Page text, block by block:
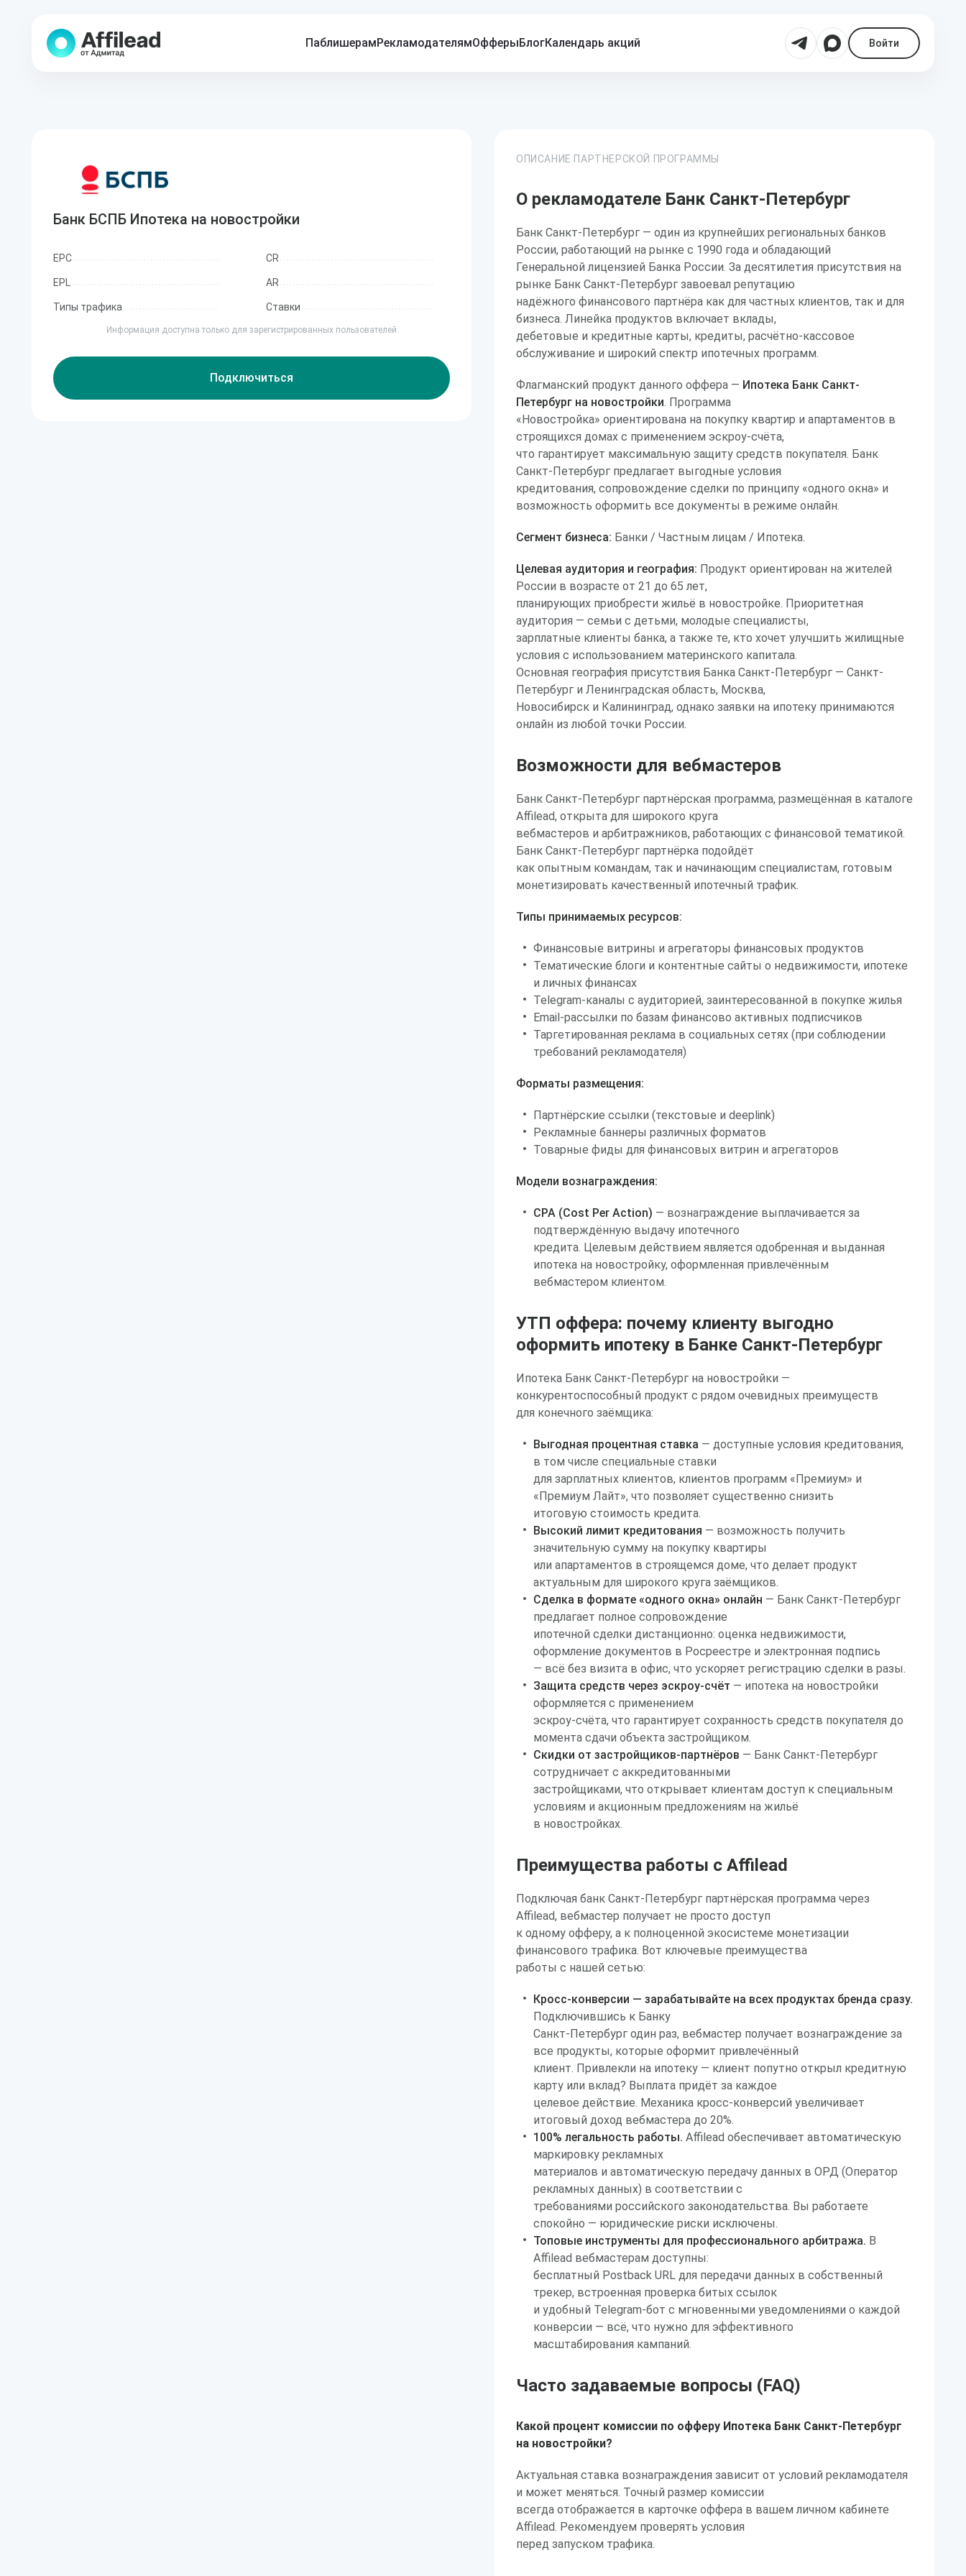
ПаблишерамРекламодателямОфферыБлогКалендарь акций Войти
Банк БСПБ Ипотека на новостройки
EPC CR
EPL AR
Типы трафика Ставки
Информация доступна только для зарегистрированных пользователей
Подключиться
ОПИСАНИЕ ПАРТНЕРСКОЙ ПРОГРАММЫ
О рекламодателе Банк Санкт-Петербург
Банк Санкт-Петербург — один из крупнейших региональных банков
России, работающий на рынке с 1990 года и обладающий
Генеральной лицензией Банка России. За десятилетия присутствия на
рынке Банк Санкт-Петербург завоевал репутацию
надёжного финансового партнёра как для частных клиентов, так и для
бизнеса. Линейка продуктов включает вклады,
дебетовые и кредитные карты, кредиты, расчётно-кассовое
обслуживание и широкий спектр ипотечных программ.
Флагманский продукт данного оффера — Ипотека Банк Санкт-
Петербург на новостройки. Программа
«Новостройка» ориентирована на покупку квартир и апартаментов в
строящихся домах с применением эскроу-счёта,
что гарантирует максимальную защиту средств покупателя. Банк
Санкт-Петербург предлагает выгодные условия
кредитования, сопровождение сделки по принципу «одного окна» и
возможность оформить все документы в режиме онлайн.
Сегмент бизнеса: Банки / Частным лицам / Ипотека.
Целевая аудитория и география: Продукт ориентирован на жителей
России в возрасте от 21 до 65 лет,
планирующих приобрести жильё в новостройке. Приоритетная
аудитория — семьи с детьми, молодые специалисты,
зарплатные клиенты банка, а также те, кто хочет улучшить жилищные
условия с использованием материнского капитала.
Основная география присутствия Банка Санкт-Петербург — Санкт-
Петербург и Ленинградская область, Москва,
Новосибирск и Калининград, однако заявки на ипотеку принимаются
онлайн из любой точки России.
Возможности для вебмастеров
Банк Санкт-Петербург партнёрская программа, размещённая в каталоге
Affilead, открыта для широкого круга
вебмастеров и арбитражников, работающих с финансовой тематикой.
Банк Санкт-Петербург партнёрка подойдёт
как опытным командам, так и начинающим специалистам, готовым
монетизировать качественный ипотечный трафик.
Типы принимаемых ресурсов:
Финансовые витрины и агрегаторы финансовых продуктов
Тематические блоги и контентные сайты о недвижимости, ипотеке
и личных финансах
Telegram-каналы с аудиторией, заинтересованной в покупке жилья
Email-рассылки по базам финансово активных подписчиков
Таргетированная реклама в социальных сетях (при соблюдении
требований рекламодателя)
Форматы размещения:
Партнёрские ссылки (текстовые и deeplink)
Рекламные баннеры различных форматов
Товарные фиды для финансовых витрин и агрегаторов
Модели вознаграждения:
CPA (Cost Per Action) — вознаграждение выплачивается за
подтверждённую выдачу ипотечного
кредита. Целевым действием является одобренная и выданная
ипотека на новостройку, оформленная привлечённым
вебмастером клиентом.
УТП оффера: почему клиенту выгодно
оформить ипотеку в Банке Санкт-Петербург
Ипотека Банк Санкт-Петербург на новостройки —
конкурентоспособный продукт с рядом очевидных преимуществ
для конечного заёмщика:
Выгодная процентная ставка — доступные условия кредитования,
в том числе специальные ставки
для зарплатных клиентов, клиентов программ «Премиум» и
«Премиум Лайт», что позволяет существенно снизить
итоговую стоимость кредита.
Высокий лимит кредитования — возможность получить
значительную сумму на покупку квартиры
или апартаментов в строящемся доме, что делает продукт
актуальным для широкого круга заёмщиков.
Сделка в формате «одного окна» онлайн — Банк Санкт-Петербург
предлагает полное сопровождение
ипотечной сделки дистанционно: оценка недвижимости,
оформление документов в Росреестре и электронная подпись
— всё без визита в офис, что ускоряет регистрацию сделки в разы.
Защита средств через эскроу-счёт — ипотека на новостройки
оформляется с применением
эскроу-счёта, что гарантирует сохранность средств покупателя до
момента сдачи объекта застройщиком.
Скидки от застройщиков-партнёров — Банк Санкт-Петербург
сотрудничает с аккредитованными
застройщиками, что открывает клиентам доступ к специальным
условиям и акционным предложениям на жильё
в новостройках.
Преимущества работы с Affilead
Подключая банк Санкт-Петербург партнёрская программа через
Affilead, вебмастер получает не просто доступ
к одному офферу, а к полноценной экосистеме монетизации
финансового трафика. Вот ключевые преимущества
работы с нашей сетью:
Кросс-конверсии — зарабатывайте на всех продуктах бренда сразу.
Подключившись к Банку
Санкт-Петербург один раз, вебмастер получает вознаграждение за
все продукты, которые оформит привлечённый
клиент. Привлекли на ипотеку — клиент попутно открыл кредитную
карту или вклад? Выплата придёт за каждое
целевое действие. Механика кросс-конверсий увеличивает
итоговый доход вебмастера до 20%.
100% легальность работы. Affilead обеспечивает автоматическую
маркировку рекламных
материалов и автоматическую передачу данных в ОРД (Оператор
рекламных данных) в соответствии с
требованиями российского законодательства. Вы работаете
спокойно — юридические риски исключены.
Топовые инструменты для профессионального арбитража. В
Affilead вебмастерам доступны:
бесплатный Postback URL для передачи данных в собственный
трекер, встроенная проверка битых ссылок
и удобный Telegram-бот с мгновенными уведомлениями о каждой
конверсии — всё, что нужно для эффективного
масштабирования кампаний.
Часто задаваемые вопросы (FAQ)
Какой процент комиссии по офферу Ипотека Банк Санкт-Петербург
на новостройки?
Актуальная ставка вознаграждения зависит от условий рекламодателя
и может меняться. Точный размер комиссии
всегда отображается в карточке оффера в вашем личном кабинете
Affilead. Рекомендуем проверять условия
перед запуском трафика.